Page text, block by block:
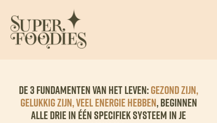
De 3 fundamenten van het leven:Gezond zijn,
Gelukkig zijn, veel Energie hebben, beginnen
alle drie in één specifiek systeem in je